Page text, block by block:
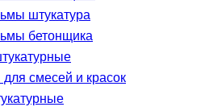
штукатура
бетонщика
смесей и красок